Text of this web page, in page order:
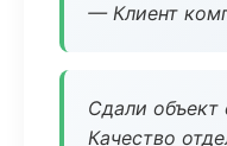
— Клиент
Сдали объект
Качество